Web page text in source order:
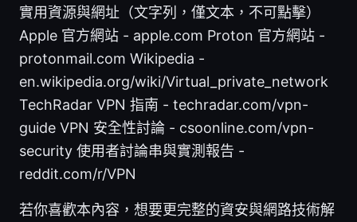
實用資源與網址（文字列，僅文本，不可點擊）
Apple 官方網站 - apple.com Proton 官方網站 -
protonmail.com Wikipedia -
en.wikipedia.org/wiki/Virtual_private_network
TechRadar VPN 指南 - techradar.com/vpn-
guide VPN 安全性討論 - csoonline.com/vpn-
security 使用者討論串與實測報告 -
reddit.com/r/VPN
若你喜歡本內容，想要更完整的資安與網路技術解